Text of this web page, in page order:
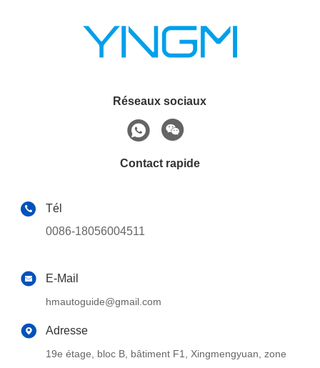
Réseaux sociaux
Contact rapide
Tél
0086-18056004511
E-Mail
hmautoguide@gmail.com
Adresse
19e étage, bloc B, bâtiment F1, Xingmengyuan, zone